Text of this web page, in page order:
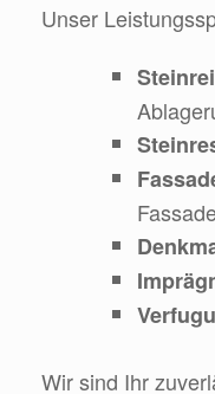
Unser
Wir sind Ihr